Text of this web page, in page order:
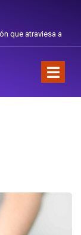
de cambiarse el